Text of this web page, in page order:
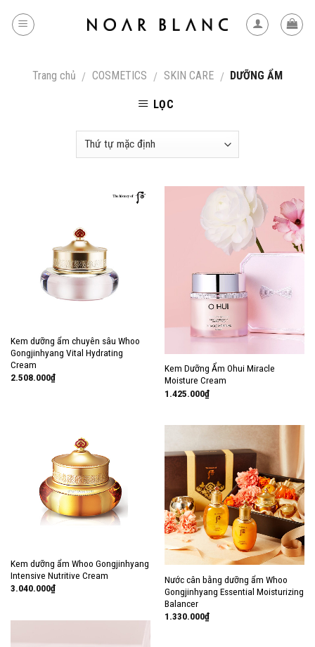
Trang chủ / COSMETICS / SKIN CARE / DƯỠNG ẨM
LỌC
Kem dưỡng ẩm chuyên sâu Whoo
Gongjinhyang Vital Hydrating
Cream
2.508.000₫
Kem Dưỡng Ẩm Ohui Miracle
Moisture Cream
1.425.000₫
Kem dưỡng ẩm Whoo Gongjinhyang
Intensive Nutritive Cream
3.040.000₫
Nước cân bằng dưỡng ẩm Whoo
Gongjinhyang Essential Moisturizing
Balancer
1.330.000₫